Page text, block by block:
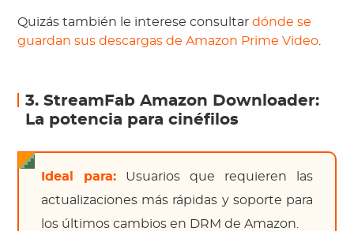
Quizás también le interese consultardónde se
guardan sus descargas de Amazon Prime Video
3. StreamFab Amazon Downloader:
La potencia para cinéfilos
Ideal para: Usuarios que requieren las
actualizaciones más rápidas y soporte para
los últimos cambios en DRM de Amazon.